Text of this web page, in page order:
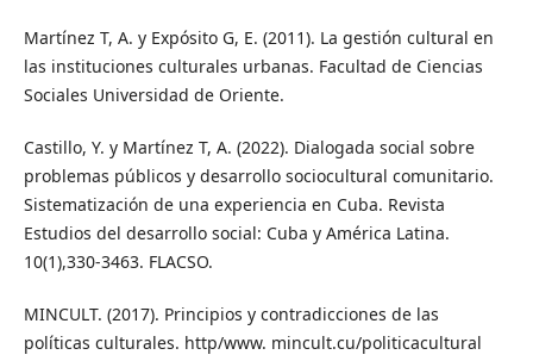
Martínez T, A. y Expósito G, E. (2011). La gestión cultural en
las instituciones culturales urbanas. Facultad de Ciencias
Sociales Universidad de Oriente.
Castillo, Y. y Martínez T, A. (2022). Dialogada social sobre
problemas públicos y desarrollo sociocultural comunitario.
Sistematización de una experiencia en Cuba. Revista
Estudios del desarrollo social: Cuba y América Latina.
10(1),330-3463. FLACSO.
MINCULT. (2017). Principios y contradicciones de las
políticas culturales. http/www. mincult.cu/politicacultural